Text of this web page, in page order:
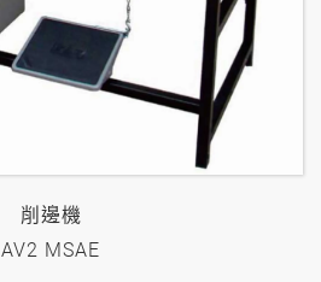
削邊機
AV2 MSAE